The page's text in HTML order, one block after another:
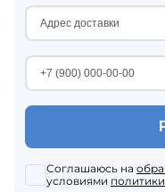
Соглашаюсь на
условиями